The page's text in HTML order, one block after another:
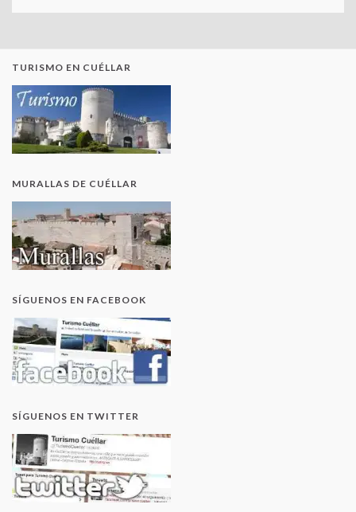
TURISMO EN CUÉLLAR
MURALLAS DE CUÉLLAR
SÍGUENOS EN FACEBOOK
SÍGUENOS EN TWITTER